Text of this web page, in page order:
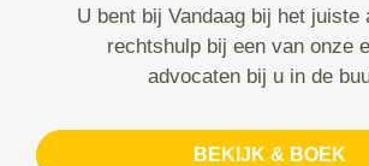
U bent bij Vandaag bij het juiste
rechtshulp bij een van onze
advocaten bij u in de
BEKIJK & BOEK